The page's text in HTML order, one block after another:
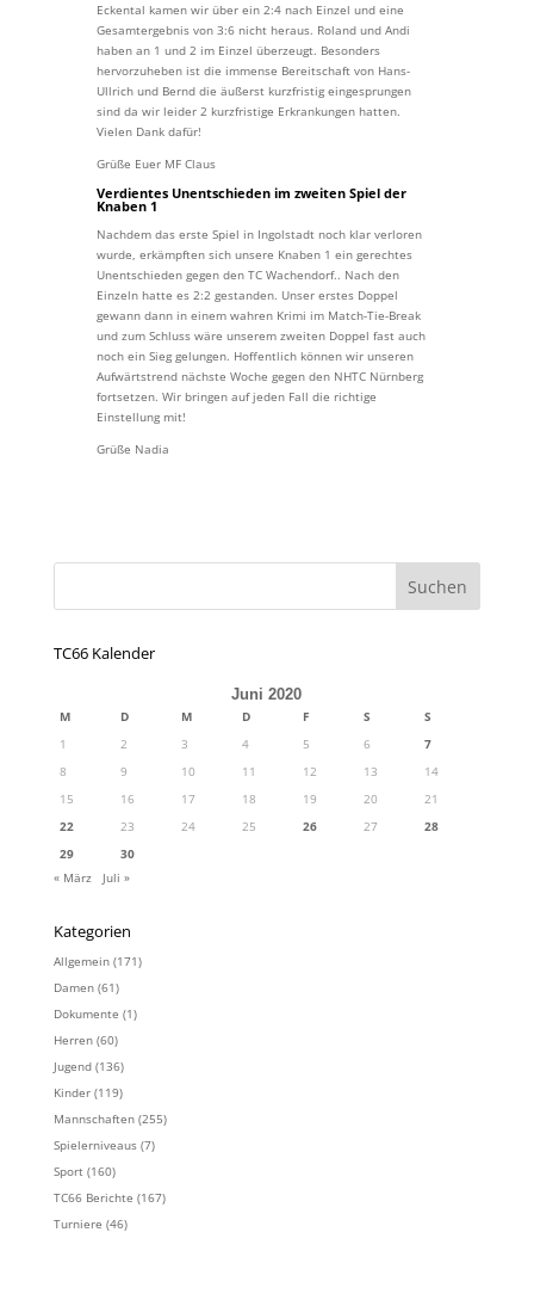
Eckental kamen wir über ein 2:4 nach Einzel und eine
Gesamtergebnis von 3:6 nicht heraus. Roland und Andi
haben an 1 und 2 im Einzel überzeugt. Besonders
hervorzuheben ist die immense Bereitschaft von Hans-
Ullrich und Bernd die äußerst kurzfristig eingesprungen
sind da wir leider 2 kurzfristige Erkrankungen hatten.
Vielen Dank dafür!
Grüße Euer MF Claus
Verdientes Unentschieden im zweiten Spiel der
Knaben 1
Nachdem das erste Spiel in Ingolstadt noch klar verloren
wurde, erkämpften sich unsere Knaben 1 ein gerechtes
Unentschieden gegen den TC Wachendorf.. Nach den
Einzeln hatte es 2:2 gestanden. Unser erstes Doppel
gewann dann in einem wahren Krimi im Match-Tie-Break
und zum Schluss wäre unserem zweiten Doppel fast auch
noch ein Sieg gelungen. Hoffentlich können wir unseren
Aufwärtstrend nächste Woche gegen den NHTC Nürnberg
fortsetzen. Wir bringen auf jeden Fall die richtige
Einstellung mit!
Grüße Nadia
TC66 Kalender
Juni 2020
M D M D F S
S
1
2 3 4 5 6
7
8
9 10 11 12 13
14
15
16 17 18 19 20
21
22
23 24 25 26 27
28
29
30
« März
Juli »
Kategorien
Allgemein(171)
Damen(61)
Dokumente (1)
Herren(60)
Jugend(136)
Kinder(119)
Mannschaften(255)
Spielerniveaus(7)
Sport(160)
TC66 Berichte (167)
Turniere (46)